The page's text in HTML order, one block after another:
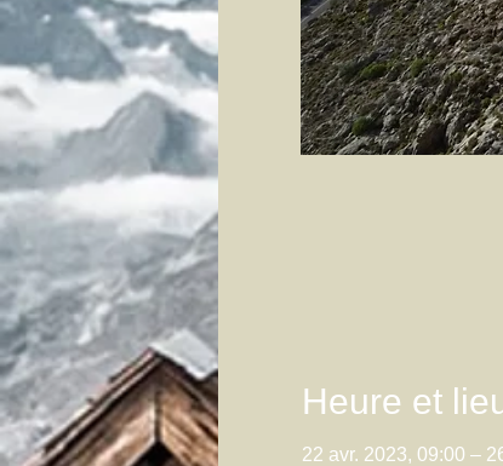
Heure et
22 avr. 2023, 09:00 –